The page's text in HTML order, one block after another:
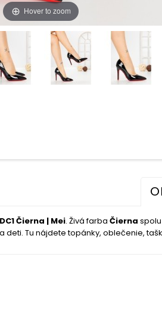
Hover to zoom
Čierna | Mei. Živá farba Čierna
deti. Tu nájdete topánky, oblečenie,